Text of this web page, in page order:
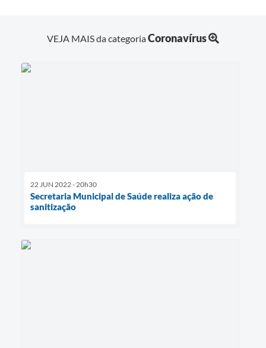
VEJA MAIS da categoriaCoronavírus
22 JUN 2022 - 20h30
Secretaria Municipal de Saúde realiza ação de
sanitização